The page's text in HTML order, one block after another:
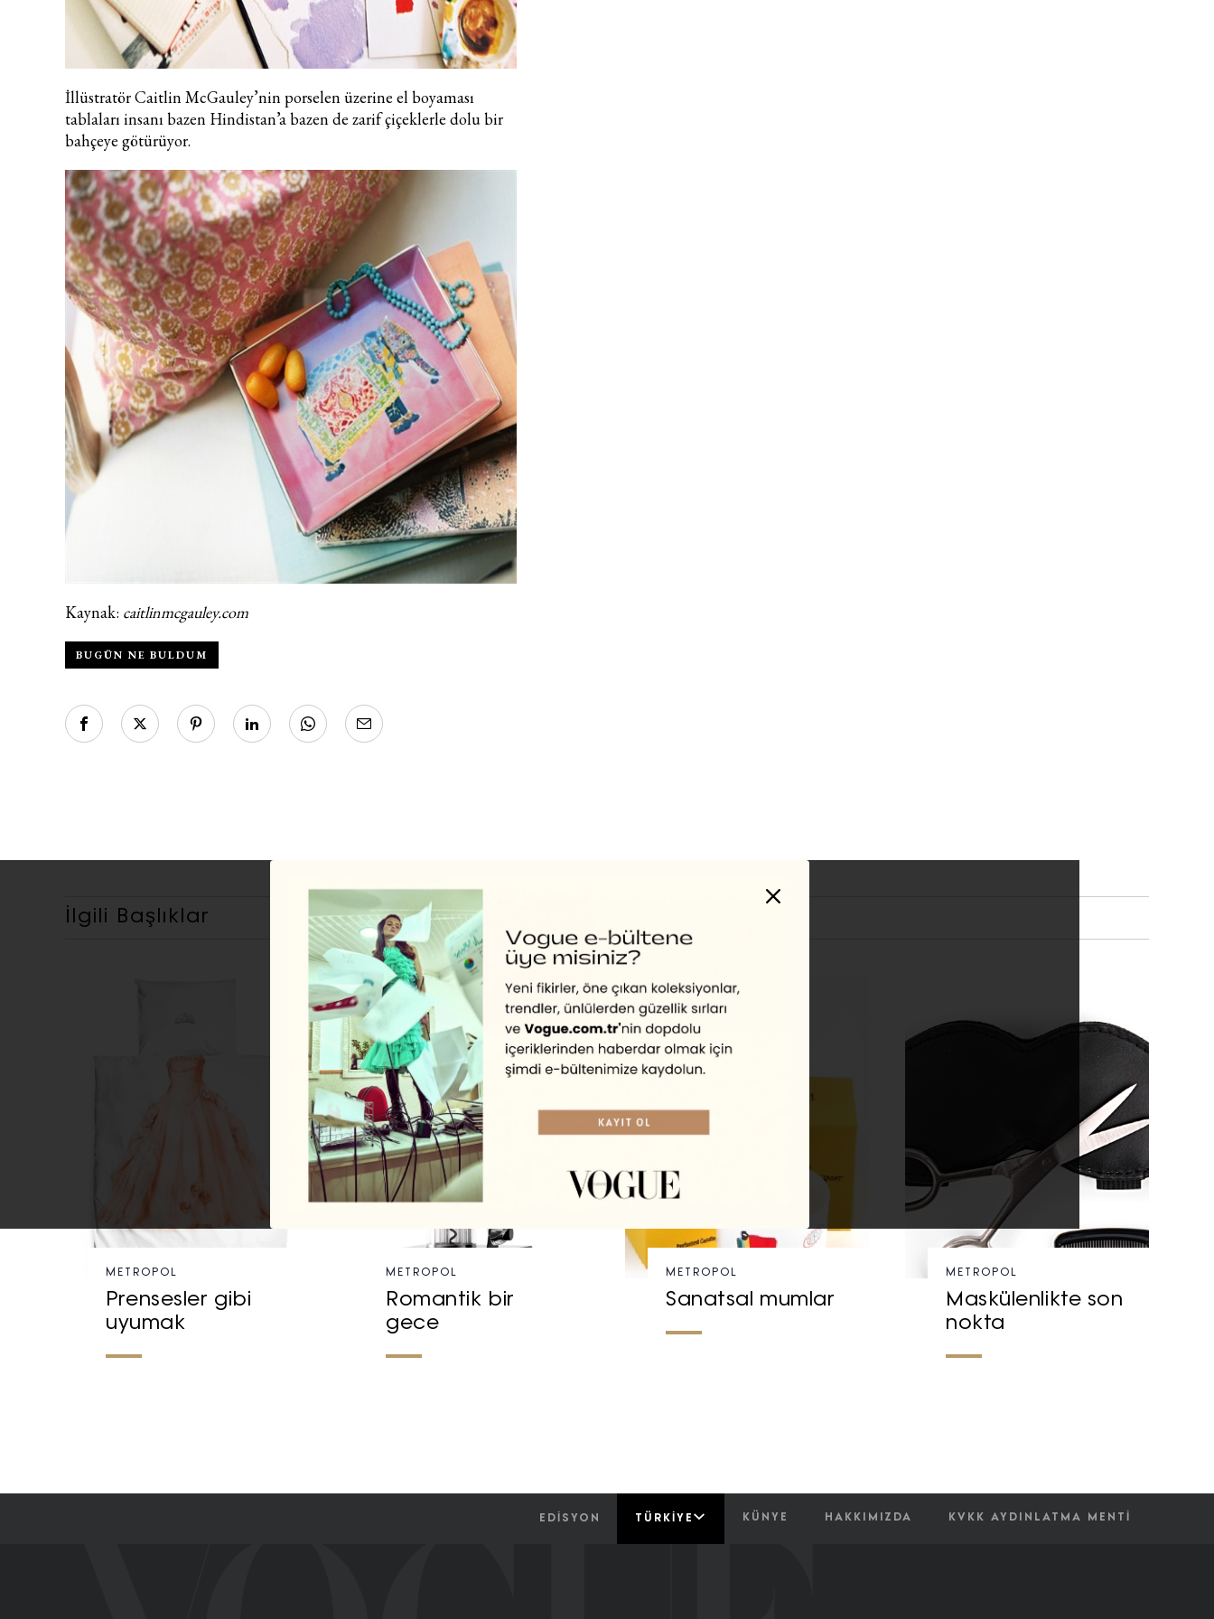
Haftalık E-Bülten
koleksiyonlar, en vogue trendler, ünlülerden güzelllik sırları
Turkuvaz Haberleşme ve Yayıncılık A.Ş. tarafından
https://vogue.com.tr/
ürün ve hizmetlere ilişkin reklam, tanıtım, pazarlama ve
kutlama/ temenni amaçlı her türlü e-bülten/ ticari
elektronik ileti gönderiminin e-posta yoluyla tarafıma
yapılmasına onay ve bu kapsamda/ amaçla ad/ soyad
ve e-posta adresi verilerimin işlenmesine açık rıza
veriyorum.
İllüstratör Caitlin McGauley’nin porselen üzerine el boyaması
tablaları insanı bazen Hindistan’a bazen de zarif çiçeklerle dolu bir
bahçeye götürüyor.
Kaynak: caitlinmcgauley.com
BUGÜN NE BULDUM
İlgili Başlıklar
METROPOL
Prensesler gibi
uyumak
METROPOL
Romantik bir
gece
METROPOL
Sanatsal mumlar
METROPOL
Maskülenlikte son
nokta
EDİSYON TÜRKIYE KÜNYE HAKKIMIZDA KVKK AYDINLATMA MENTI